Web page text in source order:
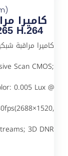
H.264
Scan CMOS;
0.005 Lux @
3D DNR;